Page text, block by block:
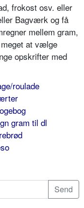
frokost osv. eller
Bagværk og få
mellem gram,
at vælge
opskrifter med
roulade
gram til dl